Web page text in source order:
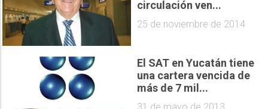
circulación ven...
25 de noviembre de 2014
El SAT en Yucatán tiene
una cartera vencida de
más de 7 mil...